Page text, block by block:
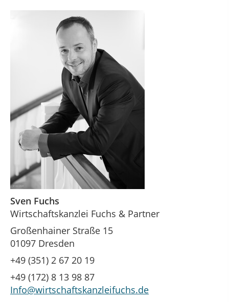
Sven Fuchs
Wirtschaftskanzlei Fuchs & Partner
Großenhainer Straße 15
01097 Dresden
+49 (351) 2 67 20 19
+49 (172) 8 13 98 87
Info@wirtschaftskanzleifuchs.de